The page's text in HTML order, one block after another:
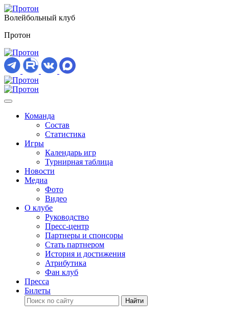
Волейбольный клуб
Протон
Команда
Состав
Статистика
Игры
Календарь игр
Турнирная таблица
Новости
Медиа
Фото
Видео
О клубе
Руководство
Пресс-центр
Партнеры и спонсоры
Стать партнером
История и достижения
Атрибутика
Фан клуб
Пресса
Билеты
Найти